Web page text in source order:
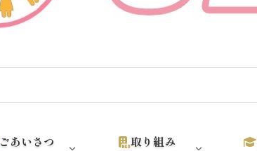
ごあいさつ 取り組み